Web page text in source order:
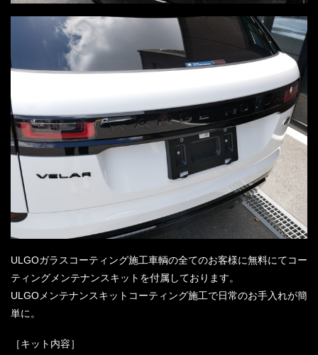
ULGOガラスコーティング施工車輌の全てのお客様に無料にてコー
ティングメンテナンスキットを付属しております。
ULGOメンテナンスキットコーティング施工で日常のお手入れが簡
単に。
［キット内容］